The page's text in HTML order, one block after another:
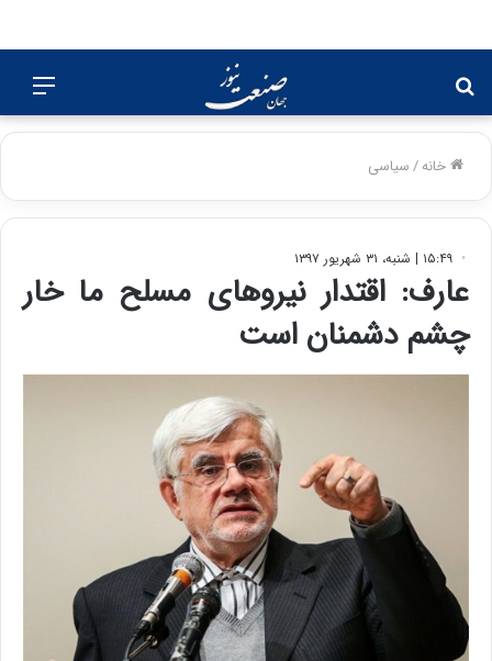
برای
خانه/سیاسی
۱۵:۴۹ | شنبه، ۳۱ شهریور ۱۳۹۷
عارف: اقتدار نیروهای مسلح ما خار
چشم دشمنان است